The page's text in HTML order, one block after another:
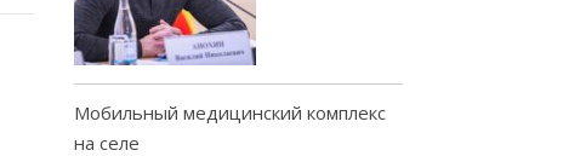
Мобильный медицинский комплекс
на селе